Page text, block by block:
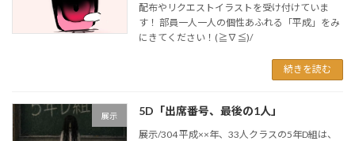
配布やリクエストイラストを受け付けていま
す！ 部員一人一人の個性あふれる「平成」をみ
にきてください！(≧∇≦)/
続きを読む
展示 5D「出席番号、最後の1人」
展示/304 平成××年、33人クラスの5年D組は、